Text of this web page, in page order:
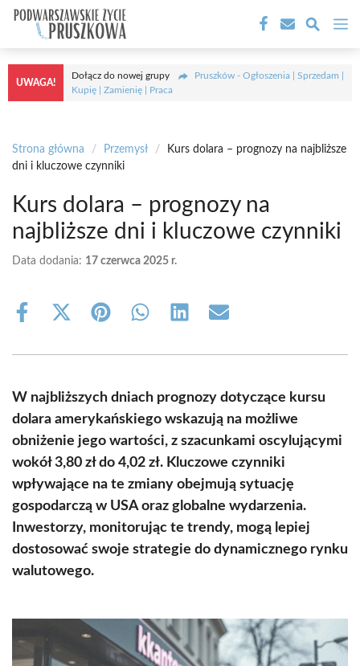
Przejdź
treści
UWAGA!
Dołącz do nowej grupy
Pruszków - Ogłoszenia | Sprzedam |
Kupię | Zamienię | Praca
Strona główna / Przemysł /
Kurs dolara – prognozy na najbliższe
dni i kluczowe czynniki
Kurs dolara – prognozy na
najbliższe dni i kluczowe czynniki
Data dodania: 17 czerwca 2025 r.
Share
Share
(Twitter)
Share Share Share Share
W najbliższych dniach prognozy dotyczące kursu
dolara amerykańskiego wskazują na możliwe
obniżenie jego wartości, z szacunkami oscylującymi
wokół 3,80 zł do 4,02 zł. Kluczowe czynniki
wpływające na te zmiany obejmują sytuację
gospodarczą w USA oraz globalne wydarzenia.
Inwestorzy, monitorując te trendy, mogą lepiej
dostosować swoje strategie do dynamicznego rynku
walutowego.